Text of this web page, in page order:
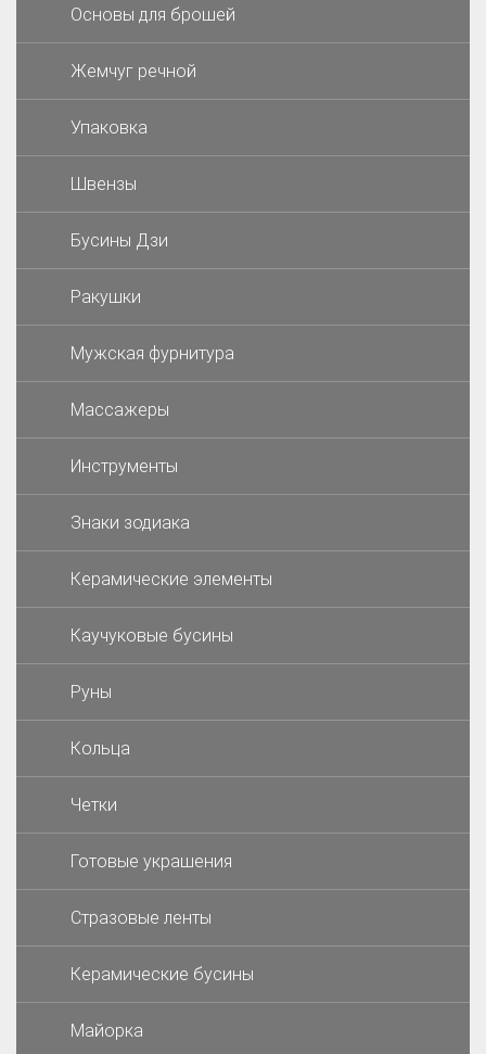
Основы для брошей
Жемчуг речной
Упаковка
Швензы
Бусины Дзи
Ракушки
Мужская фурнитура
Массажеры
Инструменты
Знаки зодиака
Керамические элементы
Каучуковые бусины
Руны
Кольца
Четки
Готовые украшения
Стразовые ленты
Керамические бусины
Майорка